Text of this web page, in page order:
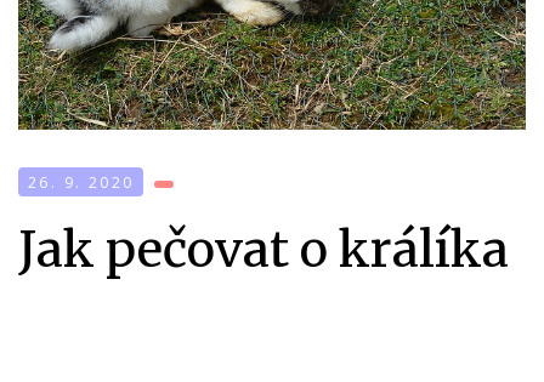
26. 9. 2020
Jak pečovat o králíka